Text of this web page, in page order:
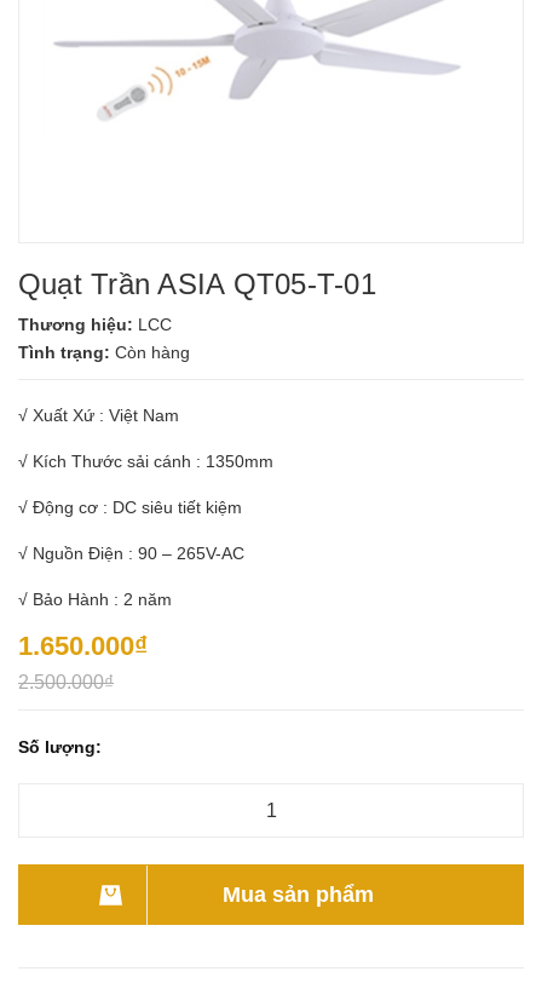
Quạt Trần ASIA QT05-T-01
Thương hiệu: LCC
Tình trạng: Còn hàng
√ Xuất Xứ : Việt Nam
√ Kích Thước sải cánh : 1350mm
√ Động cơ : DC siêu tiết kiệm
√ Nguồn Điện : 90 – 265V-AC
√ Bảo Hành : 2 năm
1.650.000₫
2.500.000₫
Số lượng:
Mua sản phẩm